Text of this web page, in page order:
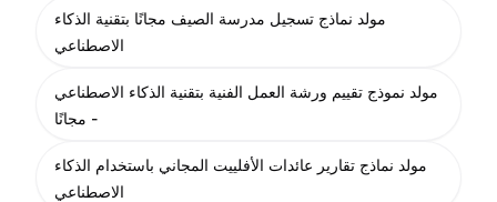
مولد نماذج تسجيل مدرسة الصيف مجانًا بتقنية الذكاء
الاصطناعي
مولد نموذج تقييم ورشة العمل الفنية بتقنية الذكاء الاصطناعي
- مجانًا
مولد نماذج تقارير عائدات الأفلييت المجاني باستخدام الذكاء
الاصطناعي